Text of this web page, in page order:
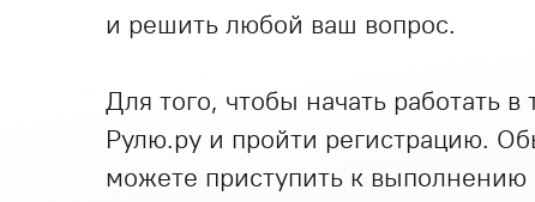
и решить любой ваш вопрос.
Для того, чтобы начать работать
Рулю.ру и пройти регистрацию.
можете приступить к выполнению